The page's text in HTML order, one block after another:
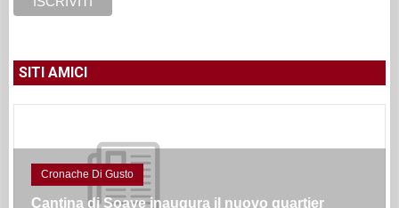
SITI AMICI
Cronache Di Gusto
Cantina di Soave inaugura il nuovo quartier